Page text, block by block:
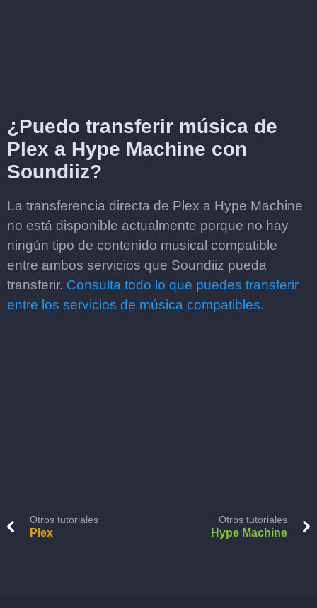
¿Puedo transferir música de
Plex a Hype Machine con
Soundiiz?
La transferencia directa de Plex a Hype Machine
no está disponible actualmente porque no hay
ningún tipo de contenido musical compatible
entre ambos servicios que Soundiiz pueda
transferir. Consulta todo lo que puedes transferir
entre los servicios de música compatibles.
Otros tutoriales
Plex
Otros tutoriales
Hype Machine